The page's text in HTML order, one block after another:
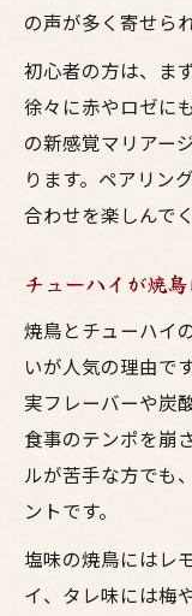
の声が多く寄せら
初心者の方は、ま
徐々に赤やロゼに
の新感覚マリアー
ります。ペアリン
合わせを楽しんで
チューハイが焼
焼鳥とチューハイ
いが人気の理由で
実フレーバーや炭
食事のテンポを崩
ルが苦手な方でも
ントです。
塩味の焼鳥にはレ
イ、タレ味には梅